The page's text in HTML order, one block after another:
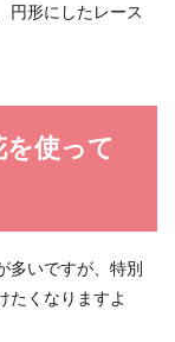
円形にしたレース
を使って
多いですが、特別
たくなりますよ